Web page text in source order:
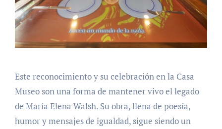
Este reconocimiento y su celebración en la Casa
Museo son una forma de mantener vivo el legado
de María Elena Walsh. Su obra, llena de poesía,
humor y mensajes de igualdad, sigue siendo un